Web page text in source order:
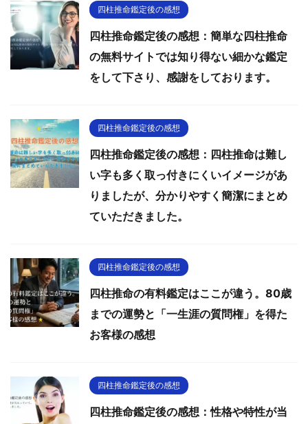
四柱推命鑑定後の感想
四柱推命鑑定後の感想：簡単な四柱推命
の無料サイトでは知り得ない細かな鑑定
をして下さり、感謝をしております。
四柱推命鑑定後の感想
四柱推命鑑定後の感想：四柱推命は難し
い字も多く取っ付きにくいイメージがあ
りましたが、分かりやすく簡潔にまとめ
ていただきました。
四柱推命鑑定後の感想
四柱推命の有料鑑定はここが違う。80歳
までの運勢と「一生涯の質問権」を得た
お客様の感想
四柱推命鑑定後の感想
四柱推命鑑定後の感想：性格や特性が当